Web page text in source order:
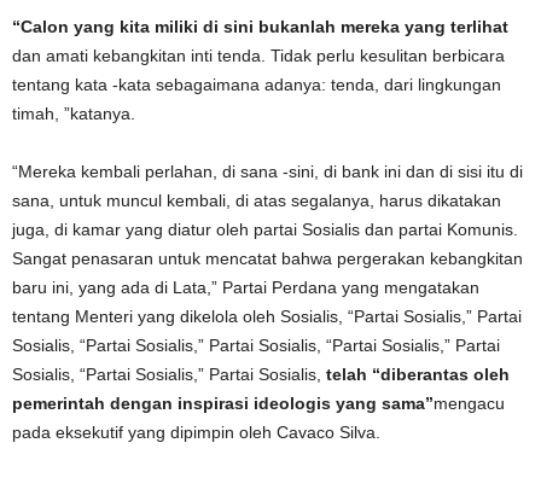
“Calon yang kita miliki di sini bukanlah mereka yang terlihat
dan amati kebangkitan inti tenda. Tidak perlu kesulitan berbicara
tentang kata -kata sebagaimana adanya: tenda, dari lingkungan
timah, ”katanya.
“Mereka kembali perlahan, di sana -sini, di bank ini dan di sisi itu di
sana, untuk muncul kembali, di atas segalanya, harus dikatakan
juga, di kamar yang diatur oleh partai Sosialis dan partai Komunis.
Sangat penasaran untuk mencatat bahwa pergerakan kebangkitan
baru ini, yang ada di Lata,” Partai Perdana yang mengatakan
tentang Menteri yang dikelola oleh Sosialis, “Partai Sosialis,” Partai
Sosialis, “Partai Sosialis,” Partai Sosialis, “Partai Sosialis,” Partai
Sosialis, “Partai Sosialis,” Partai Sosialis, telah “diberantas oleh
pemerintah dengan inspirasi ideologis yang sama”mengacu
pada eksekutif yang dipimpin oleh Cavaco Silva.